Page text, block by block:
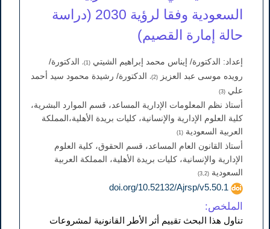
السعودية وفقا لرؤية 2030 (دراسة
حالة إمارة القصيم)
إعداد: الدكتورة/ إيناس محمد إبراهيم الشيتي (1)،
الدكتورة/
رويده موسى عبد العزيز
(2)،
الدكتورة/ رشيدة محمود سيد أحمد
علي (3)
أستاذ نظم المعلومات الإدارية المساعد، قسم الموارد البشرية،
كلية العلوم الإدارية والإنسانية، كليات بريدة الأهلية،المملكة
العربية السعودية (1)
أستاذ القانون العام المساعد، قسم الحقوق، كلية العلوم
الإدارية والإنسانية، كليات بريدة الأهلية، المملكة العربية
السعودية (3,2)
doi.org/10.52132/Ajrsp/v5.50.1
الملخص:
تناول هذا البحث تقييم أثر الأطر القانونية لمشروعات